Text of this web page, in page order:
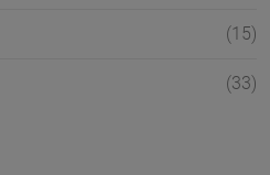
(15)
(33)